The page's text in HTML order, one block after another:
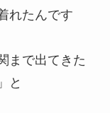
れたんです
まで出てきた
と